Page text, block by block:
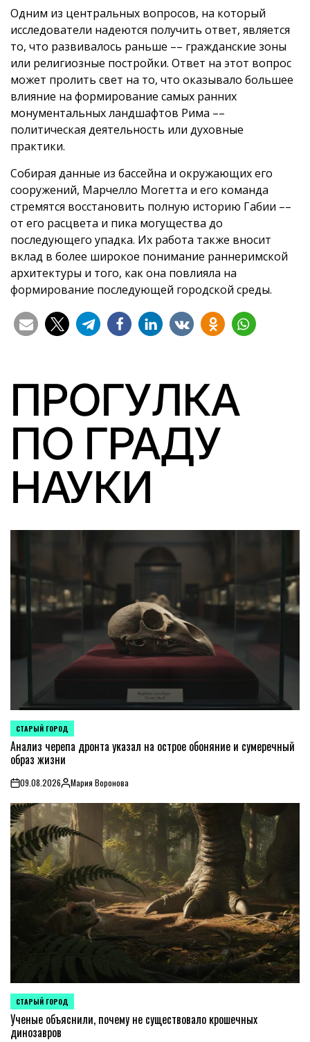
Одним из центральных вопросов, на который
исследователи надеются получить ответ, является
то, что развивалось раньше –– гражданские зоны
или религиозные постройки. Ответ на этот вопрос
может пролить свет на то, что оказывало большее
влияние на формирование самых ранних
монументальных ландшафтов Рима ––
политическая деятельность или духовные
практики.
Собирая данные из бассейна и окружающих его
сооружений, Марчелло Могетта и его команда
стремятся восстановить полную историю Габии ––
от его расцвета и пика могущества до
последующего упадка. Их работа также вносит
вклад в более широкое понимание раннеримской
архитектуры и того, как она повлияла на
формирование последующей городской среды.
ПРОГУЛКА
ПО ГРАДУ
НАУКИ
POSTED
IN
СТАРЫЙ ГОРОД
Анализ черепа дронта указал на острое обоняние и сумеречный
образ жизни
on09.08.2026Posted
by
Мария Воронова
POSTED
IN
СТАРЫЙ ГОРОД
Ученые объяснили, почему не существовало крошечных
динозавров